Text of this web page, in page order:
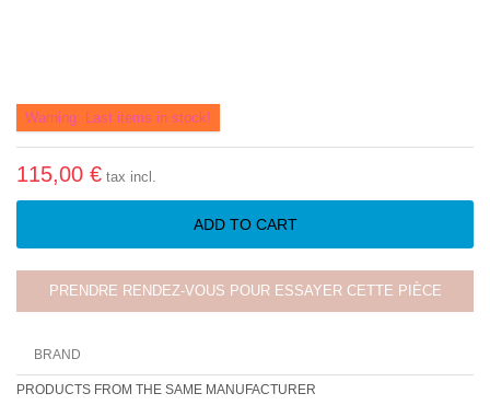
Warning: Last items in stock!
115,00 € tax incl.
ADD TO CART
PRENDRE RENDEZ-VOUS POUR ESSAYER CETTE PIÈCE
BRAND
PRODUCTS FROM THE SAME MANUFACTURER